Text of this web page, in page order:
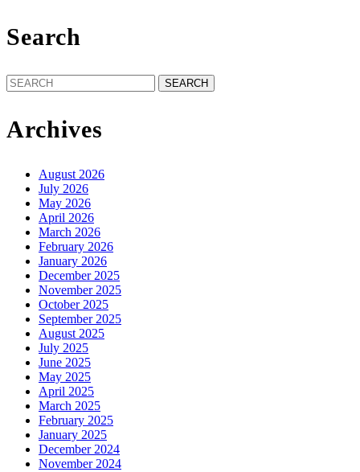
Search
Search
for:
Archives
August 2026
July 2026
May 2026
April 2026
March 2026
February 2026
January 2026
December 2025
November 2025
October 2025
September 2025
August 2025
July 2025
June 2025
May 2025
April 2025
March 2025
February 2025
January 2025
December 2024
November 2024